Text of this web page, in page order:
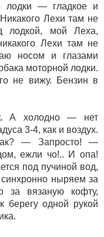
лодки — гладкое и
Лехи там не
лодкой, мой Леха,
Лехи там не
носом и глазами
моторной лодки.
не вижу. Бензин в
А холодно — нет
3-4, как и воздух.
— Запросто! —
ежли чо!.. И опа!
под пучиной вод,
ныряем за
за вязаную кофту,
берегу одной рукой